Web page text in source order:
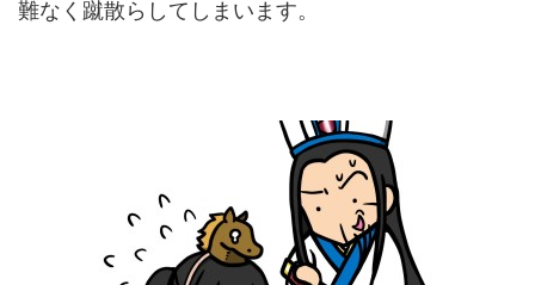
難なく蹴散らしてしまいます。